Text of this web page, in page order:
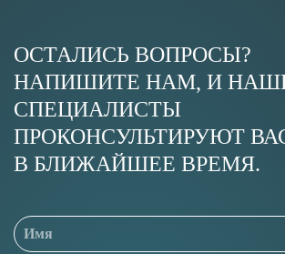
ОСТАЛИСЬ ВОПРОСЫ?
НАПИШИТЕ НАМ, И
СПЕЦИАЛИСТЫ
ПРОКОНСУЛЬТИРУЮТ
В БЛИЖАЙШЕЕ ВРЕМЯ.